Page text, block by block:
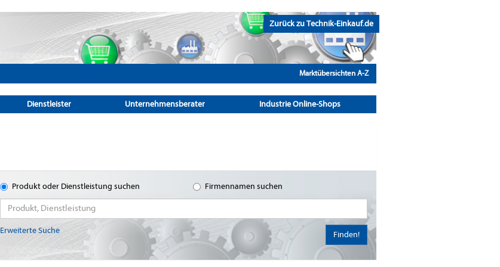
Zurück zu Technik-Einkauf.de
Marktübersichten A-Z
Dienstleister Unternehmensberater Industrie Online-Shops
Produkt oder Dienstleistung suchen Firmennamen suchen
Erweiterte Suche Finden!